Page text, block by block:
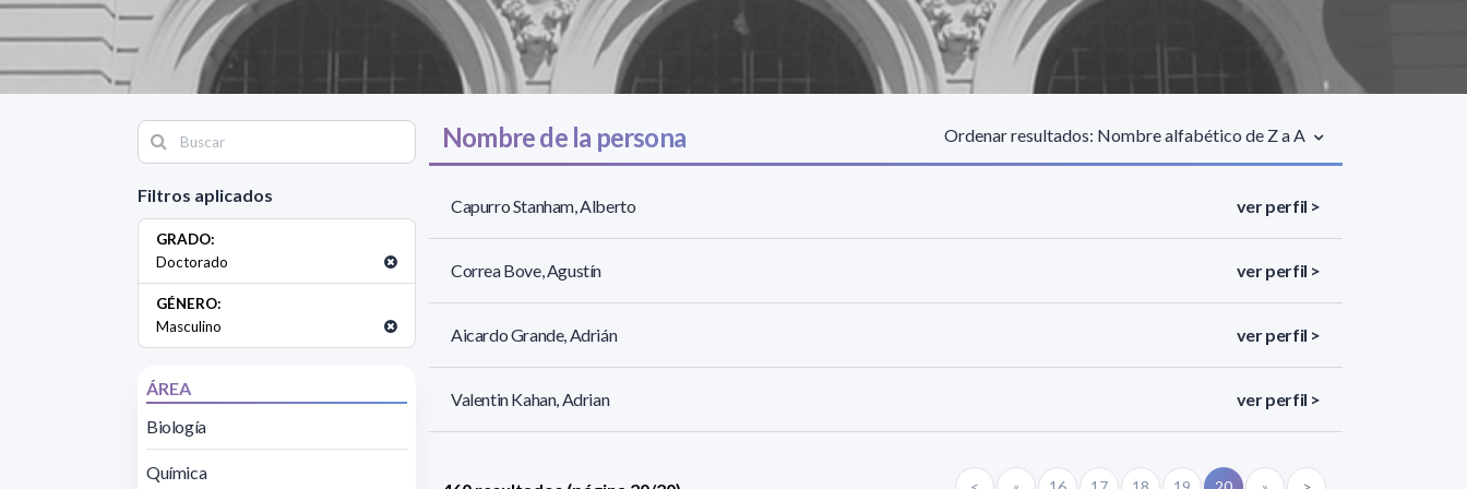
Filtros aplicados
GRADO:
Doctorado
GÉNERO:
Masculino
ÁREA
Biología
Química
Nombre de la persona Ordenar resultados: Nombre alfabético de Z a A
Capurro Stanham, Alberto ver perfil >
Correa Bove, Agustín ver perfil >
Aicardo Grande, Adrián ver perfil >
Valentin Kahan, Adrian ver perfil >